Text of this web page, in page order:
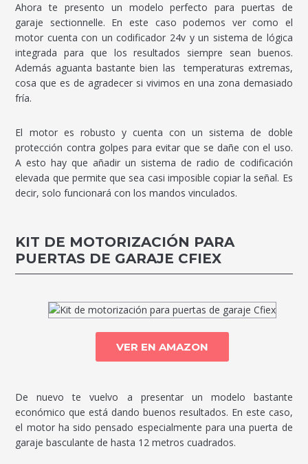
Ahora te presento un modelo perfecto para puertas de
garaje sectionnelle. En este caso podemos ver como el
motor cuenta con un codificador 24v y un sistema de lógica
integrada para que los resultados siempre sean buenos.
Además aguanta bastante bien las temperaturas extremas,
cosa que es de agradecer si vivimos en una zona demasiado
fría.
El motor es robusto y cuenta con un sistema de doble
protección contra golpes para evitar que se dañe con el uso.
A esto hay que añadir un sistema de radio de codificación
elevada que permite que sea casi imposible copiar la señal. Es
decir, solo funcionará con los mandos vinculados.
KIT DE MOTORIZACIÓN PARA
PUERTAS DE GARAJE CFIEX
VER EN AMAZON
De nuevo te vuelvo a presentar un modelo bastante
económico que está dando buenos resultados. En este caso,
el motor ha sido pensado especialmente para una puerta de
garaje basculante de hasta 12 metros cuadrados.